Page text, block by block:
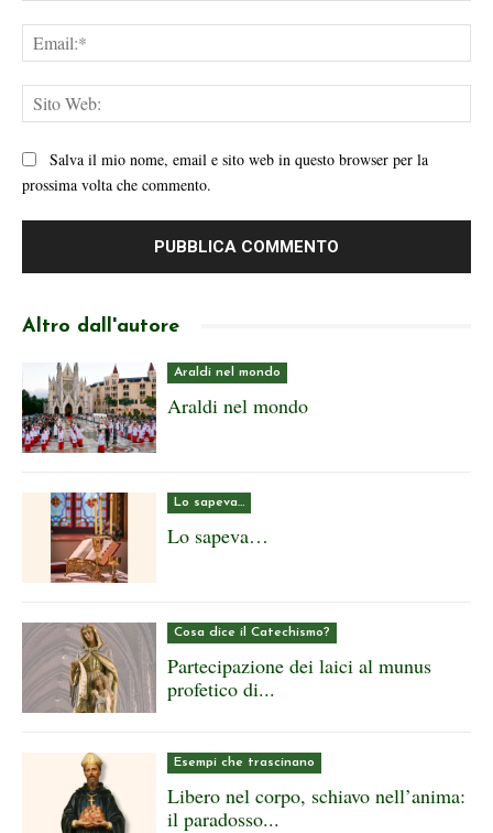
Salva il mio nome, email e sito web in questo browser per la
prossima volta che commento.
Altro dall'autore
Araldi nel mondo
Araldi nel mondo
Lo sapeva…
Lo sapeva…
Cosa dice il Catechismo?
Partecipazione dei laici al munus
profetico di...
Esempi che trascinano
Libero nel corpo, schiavo nell’anima:
il paradosso...